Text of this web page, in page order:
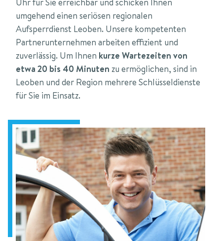
umgehend einen seriösen regionalen
Aufsperrdienst Leoben. Unsere kompetenten
Partnerunternehmen arbeiten effizient und
zuverlässig. Um Ihnen kurze Wartezeiten von
etwa 20 bis 40 Minuten zu ermöglichen, sind in
Leoben und der Region mehrere Schlüsseldienste
für Sie im Einsatz.